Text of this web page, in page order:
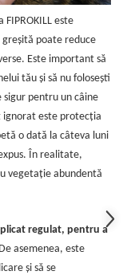
este
poate reduce
Este important să
tău și să nu folosești
sigur pentru un câine
ignorat este protecția
o dată la câteva luni
În realitate,
vegetație abundentă
regulat, pentru a
De asemenea, este
și să se